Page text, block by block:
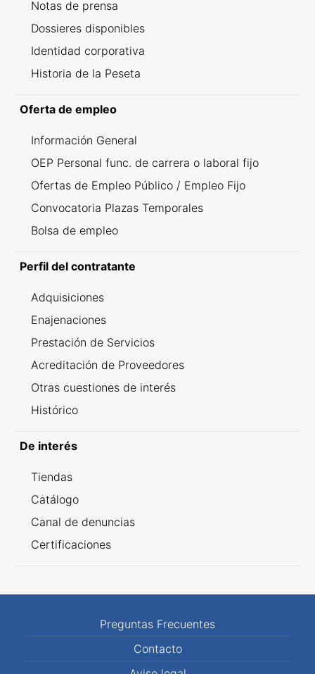
Notas de prensa
Dossieres disponibles
Identidad corporativa
Historia de la Peseta
Oferta de empleo
Información General
OEP Personal func. de carrera o laboral fijo
Ofertas de Empleo Público / Empleo Fijo
Convocatoria Plazas Temporales
Bolsa de empleo
Perfil del contratante
Adquisiciones
Enajenaciones
Prestación de Servicios
Acreditación de Proveedores
Otras cuestiones de interés
Histórico
De interés
Tiendas
Catálogo
Canal de denuncias
Certificaciones
Preguntas Frecuentes
Contacto